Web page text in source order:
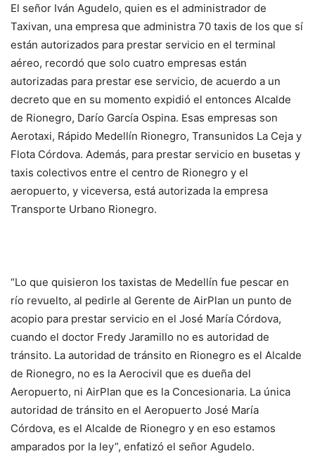
El señor Iván Agudelo, quien es el administrador de
Taxivan, una empresa que administra 70 taxis de los que sí
están autorizados para prestar servicio en el terminal
aéreo, recordó que solo cuatro empresas están
autorizadas para prestar ese servicio, de acuerdo a un
decreto que en su momento expidió el entonces Alcalde
de Rionegro, Darío García Ospina. Esas empresas son
Aerotaxi, Rápido Medellín Rionegro, Transunidos La Ceja y
Flota Córdova. Además, para prestar servicio en busetas y
taxis colectivos entre el centro de Rionegro y el
aeropuerto, y viceversa, está autorizada la empresa
Transporte Urbano Rionegro.
“Lo que quisieron los taxistas de Medellín fue pescar en
río revuelto, al pedirle al Gerente de AirPlan un punto de
acopio para prestar servicio en el José María Córdova,
cuando el doctor Fredy Jaramillo no es autoridad de
tránsito. La autoridad de tránsito en Rionegro es el Alcalde
de Rionegro, no es la Aerocivil que es dueña del
Aeropuerto, ni AirPlan que es la Concesionaria. La única
autoridad de tránsito en el Aeropuerto José María
Córdova, es el Alcalde de Rionegro y en eso estamos
amparados por la ley”, enfatizó el señor Agudelo.